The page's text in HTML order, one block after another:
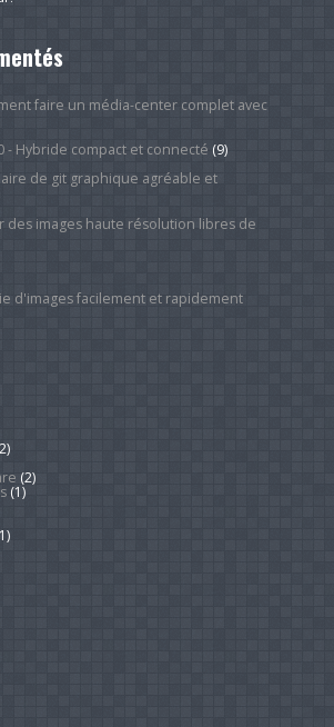
faire un média-center complet avec
- Hybride compact et connecté (9)
de git graphique agréable et
des images haute résolution libres de
d'images facilement et rapidement
(2)
(1)